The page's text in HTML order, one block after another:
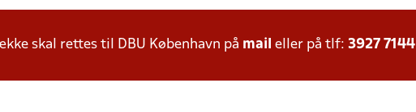
skal rettes til DBU København på mail eller på tlf: 3927 7144